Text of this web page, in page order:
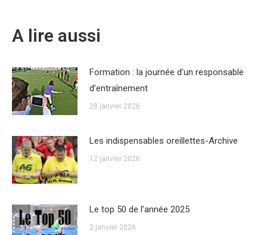
A lire aussi
Formation : la journée d’un responsable
d’entraînement
28 janvier 2026
Les indispensables oreillettes-Archive
12 janvier 2026
Le top 50 de l’année 2025
2 janvier 2026